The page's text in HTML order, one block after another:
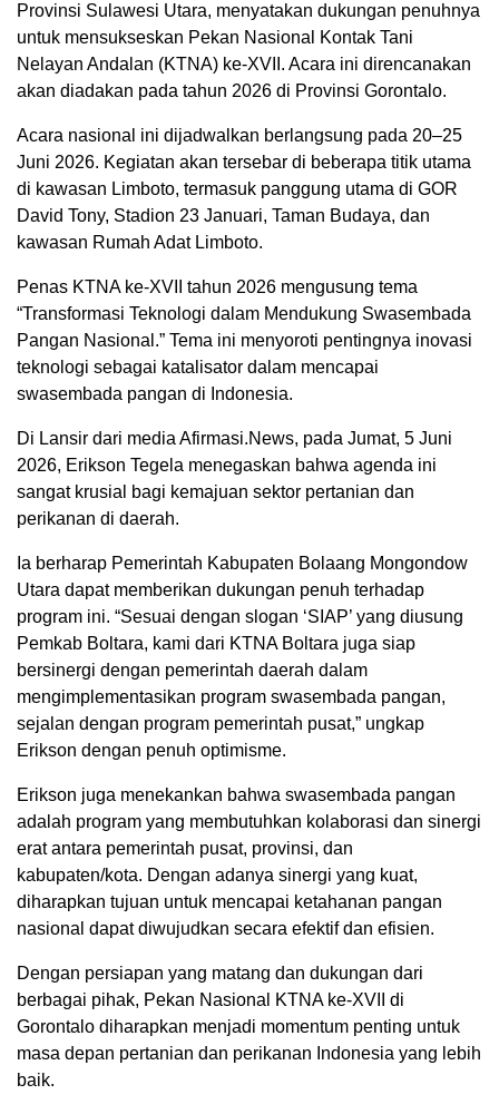
Provinsi Sulawesi Utara, menyatakan dukungan penuhnya
untuk mensukseskan Pekan Nasional Kontak Tani
Nelayan Andalan (KTNA) ke-XVII. Acara ini direncanakan
akan diadakan pada tahun 2026 di Provinsi Gorontalo.
Acara nasional ini dijadwalkan berlangsung pada 20–25
Juni 2026. Kegiatan akan tersebar di beberapa titik utama
di kawasan Limboto, termasuk panggung utama di GOR
David Tony, Stadion 23 Januari, Taman Budaya, dan
kawasan Rumah Adat Limboto.
Penas KTNA ke-XVII tahun 2026 mengusung tema
“Transformasi Teknologi dalam Mendukung Swasembada
Pangan Nasional.” Tema ini menyoroti pentingnya inovasi
teknologi sebagai katalisator dalam mencapai
swasembada pangan di Indonesia.
Di Lansir dari media Afirmasi.News, pada Jumat, 5 Juni
2026, Erikson Tegela menegaskan bahwa agenda ini
sangat krusial bagi kemajuan sektor pertanian dan
perikanan di daerah.
Ia berharap Pemerintah Kabupaten Bolaang Mongondow
Utara dapat memberikan dukungan penuh terhadap
program ini. “Sesuai dengan slogan ‘SIAP’ yang diusung
Pemkab Boltara, kami dari KTNA Boltara juga siap
bersinergi dengan pemerintah daerah dalam
mengimplementasikan program swasembada pangan,
sejalan dengan program pemerintah pusat,” ungkap
Erikson dengan penuh optimisme.
Erikson juga menekankan bahwa swasembada pangan
adalah program yang membutuhkan kolaborasi dan sinergi
erat antara pemerintah pusat, provinsi, dan
kabupaten/kota. Dengan adanya sinergi yang kuat,
diharapkan tujuan untuk mencapai ketahanan pangan
nasional dapat diwujudkan secara efektif dan efisien.
Dengan persiapan yang matang dan dukungan dari
berbagai pihak, Pekan Nasional KTNA ke-XVII di
Gorontalo diharapkan menjadi momentum penting untuk
masa depan pertanian dan perikanan Indonesia yang lebih
baik.